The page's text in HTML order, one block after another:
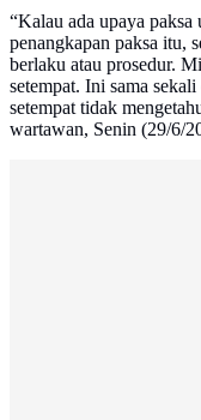
“Kalau ada upaya
penangkapan paksa itu,
berlaku atau prosedur.
setempat. Ini sama
setempat tidak
wartawan, Senin (29/6/